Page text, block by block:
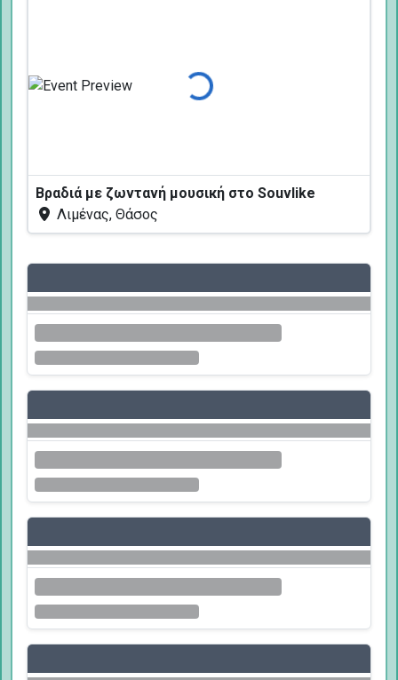
Φόρτωση...
Βραδιά με ζωντανή μουσική στο Souvlike
Λιμένας, Θάσος